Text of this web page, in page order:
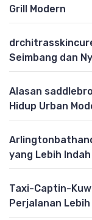
Grill Modern
Seimbang dan
Alasan
Hidup Urban
yang Lebih Indah
Taxi-Captin-
Perjalanan Lebih